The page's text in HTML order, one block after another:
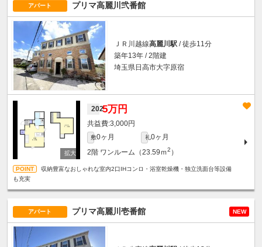
アパート プリマ高麗川弐番館
ＪＲ川越線高麗川駅 / 徒歩11分
築年13年 / 2階建
埼玉県日高市大字原宿
2025万円
3,000円
敷0ヶ月 礼0ヶ月
2階 ワンルーム（23.59ｍ2 ）
収納豊富なおしゃれな室内2口IHコンロ・浴室乾燥機・独立洗面台等設備
も充実
アパート プリマ高麗川壱番館 NEW